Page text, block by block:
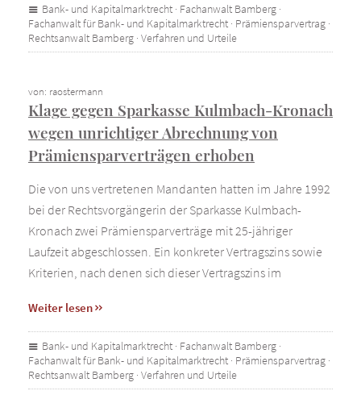
Bank- und Kapitalmarktrecht · Fachanwalt Bamberg ·
Fachanwalt für Bank- und Kapitalmarktrecht · Prämiensparvertrag ·
Rechtsanwalt Bamberg · Verfahren und Urteile
von: raostermann
Klage gegen Sparkasse Kulmbach-Kronach
wegen unrichtiger Abrechnung von
Prämiensparverträgen erhoben
Die von uns vertretenen Mandanten hatten im Jahre 1992
bei der Rechtsvorgängerin der Sparkasse Kulmbach-
Kronach zwei Prämiensparverträge mit 25-jähriger
Laufzeit abgeschlossen. Ein konkreter Vertragszins sowie
Kriterien, nach denen sich dieser Vertragszins im
Weiter lesen
Bank- und Kapitalmarktrecht · Fachanwalt Bamberg ·
Fachanwalt für Bank- und Kapitalmarktrecht · Prämiensparvertrag ·
Rechtsanwalt Bamberg · Verfahren und Urteile